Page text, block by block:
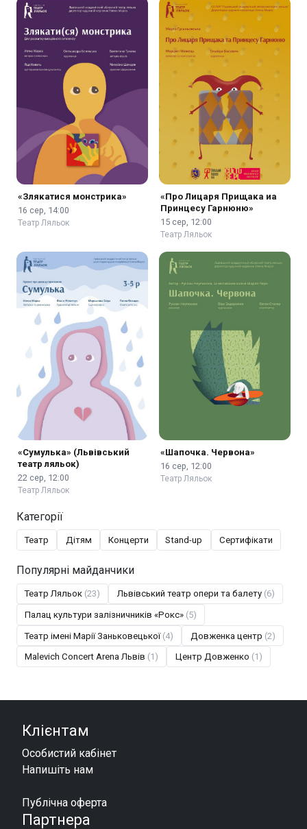
«Злякатися монстрика»
16 сер, 14:00
Театр Ляльок
«Про Лицаря Прищака иа
Принцесу Гарнюню»
15 сер, 12:00
Театр Ляльок
«Сумулька» (Львівський
театр ляльок)
22 сер, 12:00
Театр Ляльок
«Шапочка. Червона»
16 сер, 12:00
Театр Ляльок
Категорії
Театр Дітям Концерти Stand-up Сертифікати
Популярні майданчики
Театр Ляльок (23) Львівський театр опери та балету (6)
Палац культури залізничників «Рокс» (5)
Театр імені Марії Заньковецької (4) Довженка центр (2)
Malevich Concert Arena Львів (1) Центр Довженко (1)
Клієнтам
Особистий кабінет
Напишіть нам
Публічна оферта
Партнера